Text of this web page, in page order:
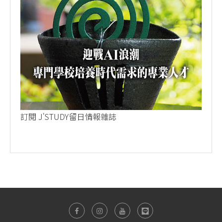
訂閱 J'STUDY留日情報雜誌